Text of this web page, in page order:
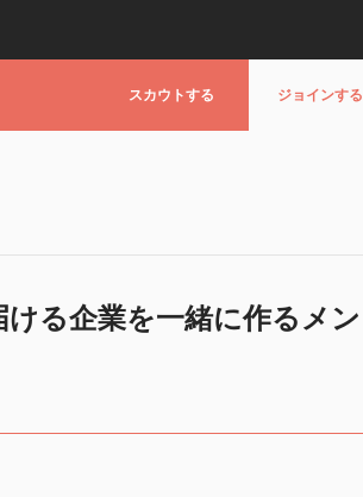
スカウトする ジョインする
ける企業を一緒に作るメン